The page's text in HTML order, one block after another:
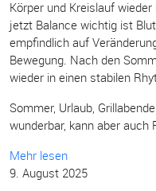
Körper und Kreislauf
jetzt Balance wichtig ist
empfindlich auf
Bewegung. Nach den
wieder in einen stabilen
Sommer, Urlaub,
wunderbar, kann aber auch
Mehr lesen
9. August 2025